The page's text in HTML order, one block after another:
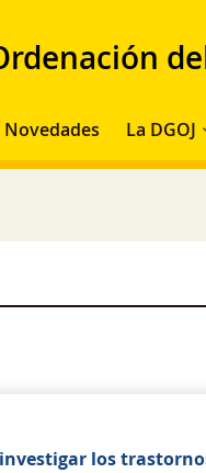
Novedades La DGOJ
los